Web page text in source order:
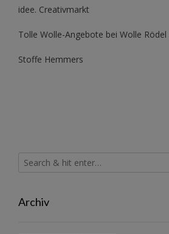
idee. Creativmarkt
Tolle Wolle-Angebote bei Wolle Rödel
Stoffe Hemmers
Archiv